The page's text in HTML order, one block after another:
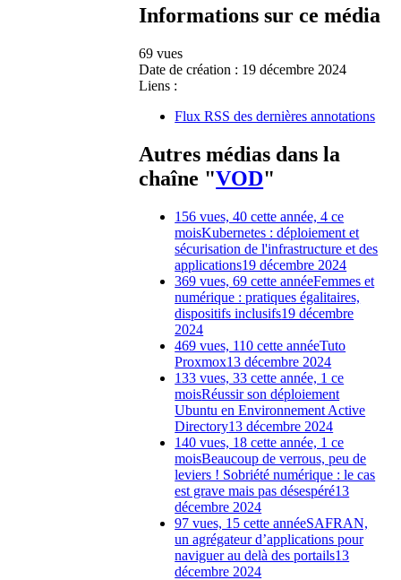
Informations sur ce média
69 vues
Date de création : 19 décembre 2024
Liens :
Flux RSS des dernières annotations
Autres médias dans la
chaîne "VOD"
156 vues, 40 cette année, 4 ce
moisKubernetes : déploiement et
sécurisation de l'infrastructure et des
applications19 décembre 2024
369 vues, 69 cette annéeFemmes et
numérique : pratiques égalitaires,
dispositifs inclusifs19 décembre
2024
469 vues, 110 cette annéeTuto
Proxmox13 décembre 2024
133 vues, 33 cette année, 1 ce
moisRéussir son déploiement
Ubuntu en Environnement Active
Directory13 décembre 2024
140 vues, 18 cette année, 1 ce
moisBeaucoup de verrous, peu de
leviers ! Sobriété numérique : le cas
est grave mais pas désespéré13
décembre 2024
97 vues, 15 cette annéeSAFRAN,
un agrégateur d’applications pour
naviguer au delà des portails13
décembre 2024